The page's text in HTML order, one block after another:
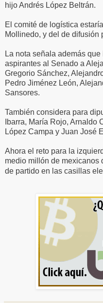
hijo Andrés López Beltrán.
El comité de logística
Mollinedo, y del de difusión
La nota señala además
aspirantes al Senado a
Gregorio Sánchez,
Pedro Jiménez León,
Sansores.
También considera para
Ibarra, María Rojo, Arnaldo
López Campa y Juan José
Ahora el reto para la
medio millón de mexicanos
de partido en las casillas